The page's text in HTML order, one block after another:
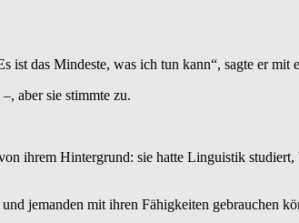
ist das Mindeste, was ich tun kann“, sagte er
aber sie stimmte zu.
ihrem Hintergrund: sie hatte Linguistik
jemanden mit ihren Fähigkeiten gebrauchen